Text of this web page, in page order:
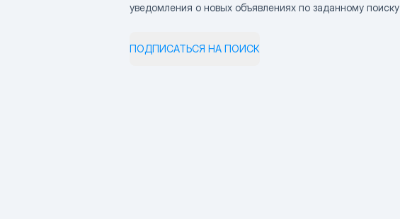
уведомления о новых объявлениях по заданному поиску
ПОДПИСАТЬСЯ НА ПОИСК